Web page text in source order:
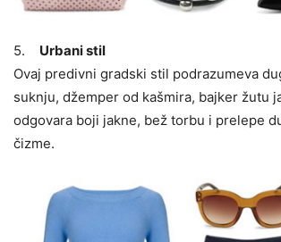
5. Urbani stil
Ovaj predivni gradski stil podrazumeva
suknju, džemper od kašmira, bajker žutu
odgovara boji jakne, bež torbu i prelepe
čizme.